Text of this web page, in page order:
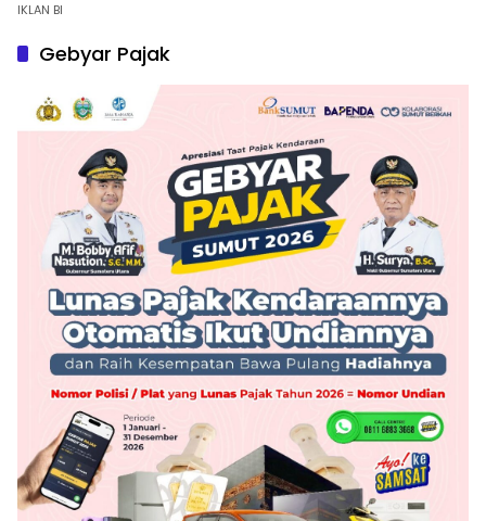
IKLAN BI
Gebyar Pajak